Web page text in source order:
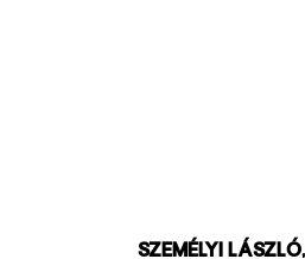
Személyi László,